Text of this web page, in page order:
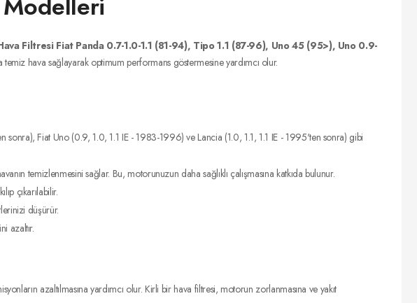
Filtresi Fiat Panda 0.7-1.0-1.1 (81-94), Tipo 1.1 (87-96), Uno 45 (95>), Uno 0.9-
hava sağlayarak optimum performans göstermesine yardımcı olur.
Fiat Uno (0.9, 1.0, 1.1 IE - 1983-1996) ve Lancia (1.0, 1.1, 1.1 IE - 1995'ten sonra) gibi
temizlenmesini sağlar. Bu, motorunuzun daha sağlıklı çalışmasına katkıda bulunur.
çıkarılabilir.
düşürür.
azaltır.
azaltılmasına yardımcı olur. Kirli bir hava filtresi, motorun zorlanmasına ve yakıt